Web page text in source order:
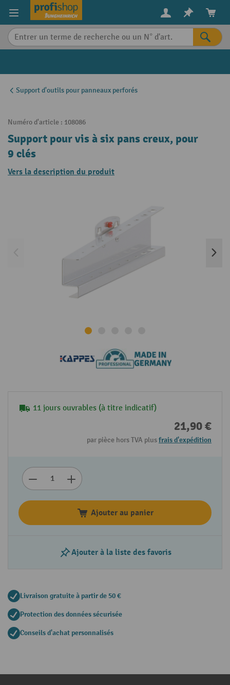
content
Support d'outils pour panneaux perforés
Numéro d'article : 108086
Support pour vis à six pans creux, pour
9 clés
Vers la description du produit
11 jours ouvrables (à titre indicatif)
21,90 €
par pièce hors TVA plusfrais d'expédition
Ajouter au panier
Ajouter à la liste des favoris
Livraison gratuite à partir de 50 €
Protection des données sécurisée
Conseils d'achat personnalisés